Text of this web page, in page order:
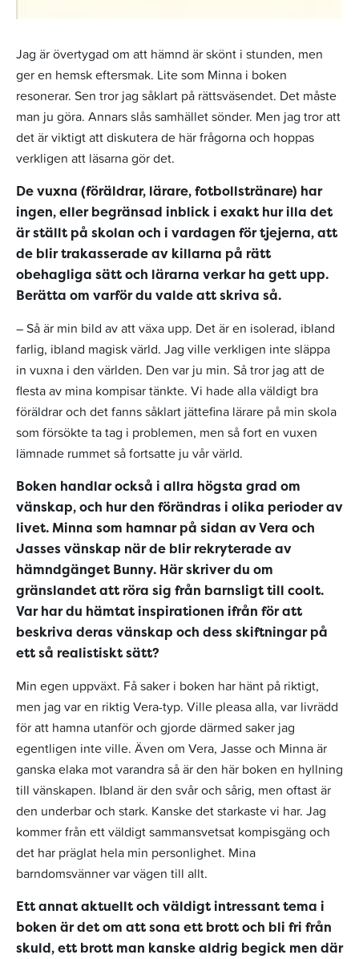
Jag är övertygad om att hämnd är skönt i stunden, men
ger en hemsk eftersmak. Lite som Minna i boken
resonerar. Sen tror jag såklart på rättsväsendet. Det måste
man ju göra. Annars slås samhället sönder. Men jag tror att
det är viktigt att diskutera de här frågorna och hoppas
verkligen att läsarna gör det.
De vuxna (föräldrar, lärare, fotbollstränare) har
ingen, eller begränsad inblick i exakt hur illa det
är ställt på skolan och i vardagen för tjejerna, att
de blir trakasserade av killarna på rätt
obehagliga sätt och lärarna verkar ha gett upp.
Berätta om varför du valde att skriva så.
– Så är min bild av att växa upp. Det är en isolerad, ibland
farlig, ibland magisk värld. Jag ville verkligen inte släppa
in vuxna i den världen. Den var ju min. Så tror jag att de
flesta av mina kompisar tänkte. Vi hade alla väldigt bra
föräldrar och det fanns såklart jättefina lärare på min skola
som försökte ta tag i problemen, men så fort en vuxen
lämnade rummet så fortsatte ju vår värld.
Boken handlar också i allra högsta grad om
vänskap, och hur den förändras i olika perioder av
livet. Minna som hamnar på sidan av Vera och
Jasses vänskap när de blir rekryterade av
hämndgänget Bunny. Här skriver du om
gränslandet att röra sig från barnsligt till coolt.
Var har du hämtat inspirationen ifrån för att
beskriva deras vänskap och dess skiftningar på
ett så realistiskt sätt?
Min egen uppväxt. Få saker i boken har hänt på riktigt,
men jag var en riktig Vera-typ. Ville pleasa alla, var livrädd
för att hamna utanför och gjorde därmed saker jag
egentligen inte ville. Även om Vera, Jasse och Minna är
ganska elaka mot varandra så är den här boken en hyllning
till vänskapen. Ibland är den svår och sårig, men oftast är
den underbar och stark. Kanske det starkaste vi har. Jag
kommer från ett väldigt sammansvetsat kompisgäng och
det har präglat hela min personlighet. Mina
barndomsvänner var vägen till allt.
Ett annat aktuellt och väldigt intressant tema i
boken är det om att sona ett brott och bli fri från
skuld, ett brott man kanske aldrig begick men där